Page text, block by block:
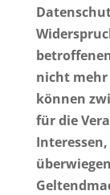
nicht mehr
können
für die